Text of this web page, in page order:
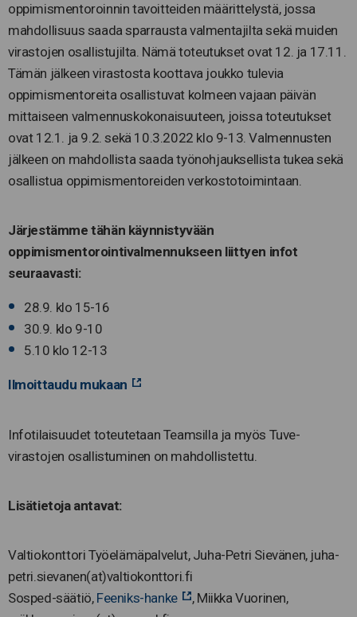
oppimismentoroinnin tavoitteiden määrittelystä, jossa
mahdollisuus saada sparrausta valmentajilta sekä muiden
virastojen osallistujilta. Nämä toteutukset ovat 12. ja 17.11.
Tämän jälkeen virastosta koottava joukko tulevia
oppimismentoreita osallistuvat kolmeen vajaan päivän
mittaiseen valmennuskokonaisuuteen, joissa toteutukset
ovat 12.1. ja 9.2. sekä 10.3.2022 klo 9-13. Valmennusten
jälkeen on mahdollista saada työnohjauksellista tukea sekä
osallistua oppimismentoreiden verkostotoimintaan.
Järjestämme tähän käynnistyvään
oppimismentorointivalmennukseen liittyen infot
seuraavasti:
28.9. klo 15-16
30.9. klo 9-10
5.10 klo 12-13
Ilmoittaudu mukaan
Infotilaisuudet toteutetaan Teamsilla ja myös Tuve-
virastojen osallistuminen on mahdollistettu.
Lisätietoja antavat:
Valtiokonttori Työelämäpalvelut, Juha-Petri Sievänen, juha-
petri.sievanen(at)valtiokonttori.fi
Sosped-säätiö, Feeniks-hanke
, Miikka Vuorinen,